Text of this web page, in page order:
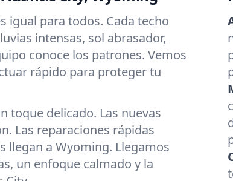
igual para todos. Cada techo
intensas, sol abrasador,
conoce los patrones. Vemos
rápido para proteger tu
toque delicado. Las nuevas
Las reparaciones rápidas
llegan a Wyoming. Llegamos
un enfoque calmado y la